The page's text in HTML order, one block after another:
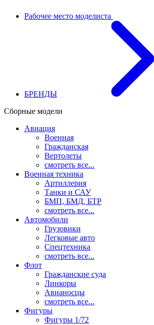
Рабочее место моделиста
БРЕНДЫ
Сборные модели
Авиация
Военная
Гражданская
Вертолеты
смотреть все...
Военная техника
Артиллерия
Танки и САУ
БМП, БМД, БТР
смотреть все...
Автомобили
Грузовики
Легковые авто
Спецтехника
смотреть все...
Флот
Гражданские суда
Линкоры
Авианосцы
смотреть все...
Фигуры
Фигуры 1/72